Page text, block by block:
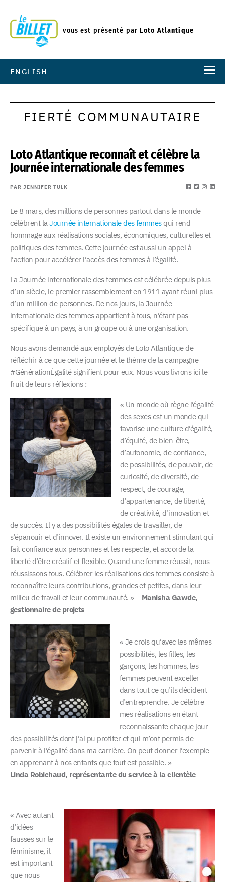
vous est présenté parLoto Atlantique
ENGLISH
FIERTÉ COMMUNAUTAIRE
Loto Atlantique reconnaît et célèbre la
Journée internationale des femmes
PAR JENNIFER TULK
Le 8 mars, des millions de personnes partout dans le monde
célèbrent laJournée internationale des femmesqui rend
hommage aux réalisations sociales, économiques, culturelles et
politiques des femmes. Cette journée est aussi un appel à
l’action pour accélérer l’accès des femmes à l’égalité.
La Journée internationale des femmes est célébrée depuis plus
d’un siècle, le premier rassemblement en 1911 ayant réuni plus
d’un million de personnes. De nos jours, la Journée
internationale des femmes appartient à tous, n’étant pas
spécifique à un pays, à un groupe ou à une organisation.
Nous avons demandé aux employés de Loto Atlantique de
réfléchir à ce que cette journée et le thème de la campagne
#GénérationÉgalité signifient pour eux. Nous vous livrons ici le
fruit de leurs réflexions :
« Un monde où règne l’égalité
des sexes est un monde qui
favorise une culture d’égalité,
d’équité, de bien-être,
d’autonomie, de confiance,
de possibilités, de pouvoir, de
curiosité, de diversité, de
respect, de courage,
d’appartenance, de liberté,
de créativité, d’innovation et
de succès. Il y a des possibilités égales de travailler, de
s’épanouir et d’innover. Il existe un environnement stimulant qui
fait confiance aux personnes et les respecte, et accorde la
liberté d’être créatif et flexible. Quand une femme réussit, nous
réussissons tous. Célébrer les réalisations des femmes consiste à
reconnaître leurs contributions, grandes et petites, dans leur
milieu de travail et leur communauté. » – Manisha Gawde,
gestionnaire de projets
« Je crois qu’avec les mêmes
possibilités, les filles, les
garçons, les hommes, les
femmes peuvent exceller
dans tout ce qu’ils décident
d’entreprendre. Je célèbre
mes réalisations en étant
reconnaissante chaque jour
des possibilités dont j’ai pu profiter et qui m’ont permis de
parvenir à l’égalité dans ma carrière. On peut donner l’exemple
en apprenant à nos enfants que tout est possible. » –
Linda Robichaud, représentante du service à la clientèle
« Avec autant
d’idées
fausses sur le
féminisme, il
est important
que nous